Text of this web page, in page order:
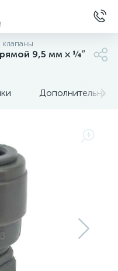
9,5 мм × ¼″
Дополнительные